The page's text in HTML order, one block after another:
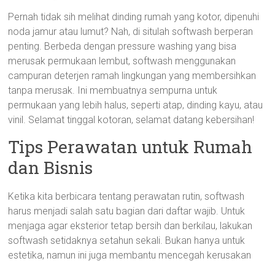
Pernah tidak sih melihat dinding rumah yang kotor, dipenuhi
noda jamur atau lumut? Nah, di situlah softwash berperan
penting. Berbeda dengan pressure washing yang bisa
merusak permukaan lembut, softwash menggunakan
campuran deterjen ramah lingkungan yang membersihkan
tanpa merusak. Ini membuatnya sempurna untuk
permukaan yang lebih halus, seperti atap, dinding kayu, atau
vinil. Selamat tinggal kotoran, selamat datang kebersihan!
Tips Perawatan untuk Rumah
dan Bisnis
Ketika kita berbicara tentang perawatan rutin, softwash
harus menjadi salah satu bagian dari daftar wajib. Untuk
menjaga agar eksterior tetap bersih dan berkilau, lakukan
softwash setidaknya setahun sekali. Bukan hanya untuk
estetika, namun ini juga membantu mencegah kerusakan